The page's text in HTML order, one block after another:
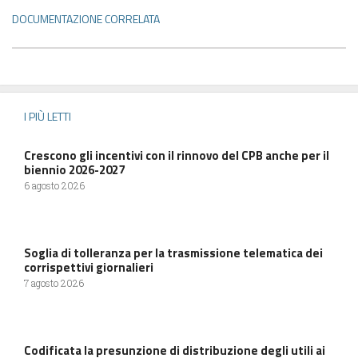
DOCUMENTAZIONE CORRELATA
I PIÙ LETTI
Crescono gli incentivi con il rinnovo del CPB anche per il
biennio 2026-2027
6 agosto 2026
Soglia di tolleranza per la trasmissione telematica dei
corrispettivi giornalieri
7 agosto 2026
Codificata la presunzione di distribuzione degli utili ai